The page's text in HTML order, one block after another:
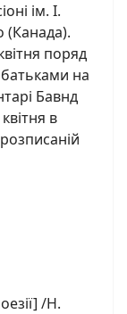
ім. І.
(Канада).
поряд
на
Бавнд
в
/Н.